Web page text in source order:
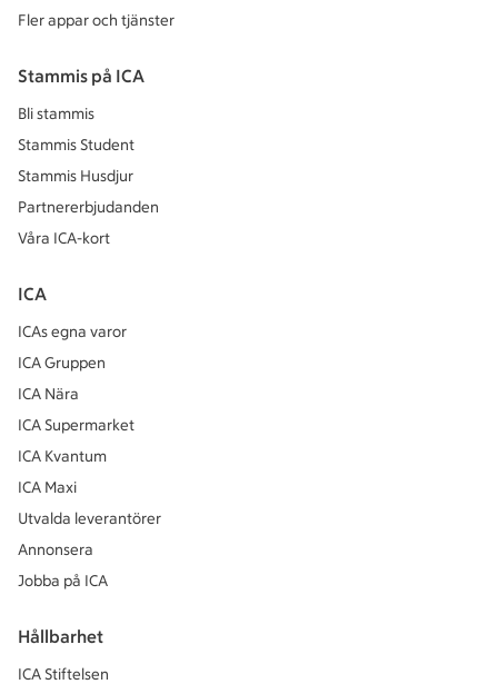
Fler appar och tjänster
Stammis på ICA
Bli stammis
Stammis Student
Stammis Husdjur
Partnererbjudanden
Våra ICA-kort
ICA
ICAs egna varor
ICA Gruppen
ICA Nära
ICA Supermarket
ICA Kvantum
ICA Maxi
Utvalda leverantörer
Annonsera
Jobba på ICA
Hållbarhet
ICA Stiftelsen